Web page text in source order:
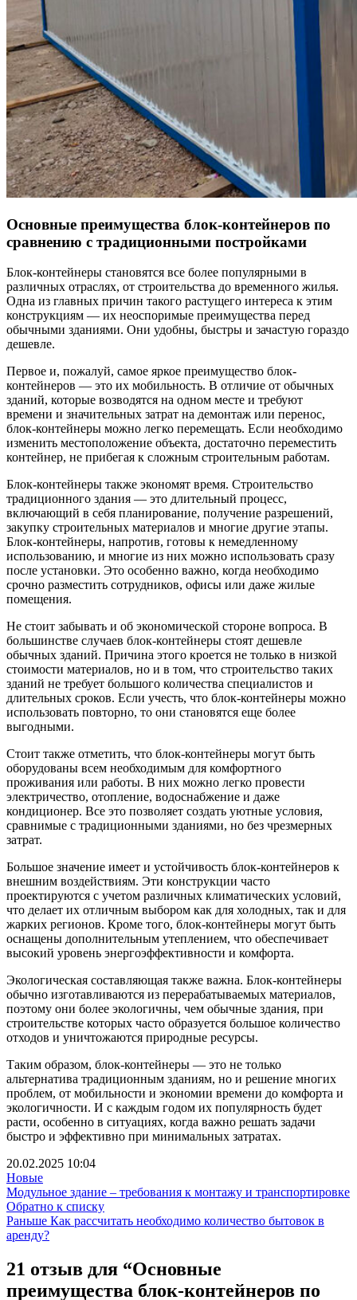
Основные преимущества блок-контейнеров по
сравнению с традиционными постройками
Блок-контейнеры становятся все более популярными в
различных отраслях, от строительства до временного жилья.
Одна из главных причин такого растущего интереса к этим
конструкциям — их неоспоримые преимущества перед
обычными зданиями. Они удобны, быстры и зачастую гораздо
дешевле.
Первое и, пожалуй, самое яркое преимущество блок-
контейнеров — это их мобильность. В отличие от обычных
зданий, которые возводятся на одном месте и требуют
времени и значительных затрат на демонтаж или перенос,
блок-контейнеры можно легко перемещать. Если необходимо
изменить местоположение объекта, достаточно переместить
контейнер, не прибегая к сложным строительным работам.
Блок-контейнеры также экономят время. Строительство
традиционного здания — это длительный процесс,
включающий в себя планирование, получение разрешений,
закупку строительных материалов и многие другие этапы.
Блок-контейнеры, напротив, готовы к немедленному
использованию, и многие из них можно использовать сразу
после установки. Это особенно важно, когда необходимо
срочно разместить сотрудников, офисы или даже жилые
помещения.
Не стоит забывать и об экономической стороне вопроса. В
большинстве случаев блок-контейнеры стоят дешевле
обычных зданий. Причина этого кроется не только в низкой
стоимости материалов, но и в том, что строительство таких
зданий не требует большого количества специалистов и
длительных сроков. Если учесть, что блок-контейнеры можно
использовать повторно, то они становятся еще более
выгодными.
Стоит также отметить, что блок-контейнеры могут быть
оборудованы всем необходимым для комфортного
проживания или работы. В них можно легко провести
электричество, отопление, водоснабжение и даже
кондиционер. Все это позволяет создать уютные условия,
сравнимые с традиционными зданиями, но без чрезмерных
затрат.
Большое значение имеет и устойчивость блок-контейнеров к
внешним воздействиям. Эти конструкции часто
проектируются с учетом различных климатических условий,
что делает их отличным выбором как для холодных, так и для
жарких регионов. Кроме того, блок-контейнеры могут быть
оснащены дополнительным утеплением, что обеспечивает
высокий уровень энергоэффективности и комфорта.
Экологическая составляющая также важна. Блок-контейнеры
обычно изготавливаются из перерабатываемых материалов,
поэтому они более экологичны, чем обычные здания, при
строительстве которых часто образуется большое количество
отходов и уничтожаются природные ресурсы.
Таким образом, блок-контейнеры — это не только
альтернатива традиционным зданиям, но и решение многих
проблем, от мобильности и экономии времени до комфорта и
экологичности. И с каждым годом их популярность будет
расти, особенно в ситуациях, когда важно решать задачи
быстро и эффективно при минимальных затратах.
20.02.2025 10:04
Новые
Модульное здание – требования к монтажу и транспортировке
Обратно к списку
Раньше Как рассчитать необходимо количество бытовок в
аренду?
21 отзыв для “Основные
преимущества блок-контейнеров по